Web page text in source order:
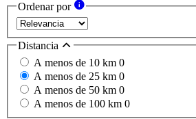
Ordenar por
Distancia
A menos de 10 km 0
A menos de 25 km 0
A menos de 50 km 0
A menos de 100 km 0